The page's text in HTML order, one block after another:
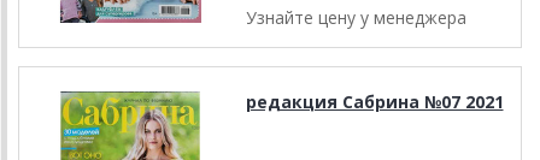
Узнайте цену у менеджера
редакция Сабрина №07 2021